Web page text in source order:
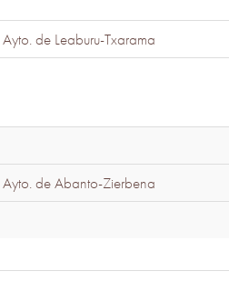
Ayto. de Leaburu-Txarama
Ayto. de Abanto-Zierbena